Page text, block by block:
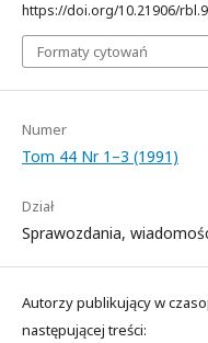
https://doi.org/10.21906/
Formaty cytowań
Numer
Tom 44 Nr 1–3 (1991)
Dział
Sprawozdania,
Autorzy publikujący w
następującej treści: